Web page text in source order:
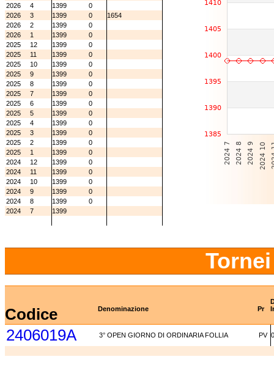
2026
4 1399
0
2026
3 1399 0
1654
2026
2 1399
0
2026
1 1399
0
2025
12 1399
0
2025
11 1399
0
2025
10 1399
0
2025
9 1399
0
2025
8 1399
0
2025
7 1399
0
2025
6 1399
0
2025
5 1399
0
2025
4 1399
0
2025
3 1399
0
2025
2 1399
0
2025
1 1399
0
2024
12 1399
0
2024
11 1399
0
2024
10 1399
0
2024
9 1399
0
2024
8 1399
0
2024
7 1399
Codice Denominazione Pr
2406019A 3° OPEN GIORNO DI ORDINARIA FOLLIA PV